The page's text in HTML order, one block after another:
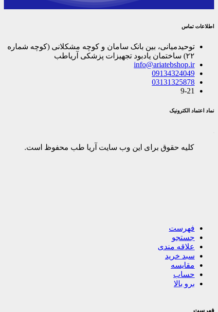
اطلاعات تماس
توحیدمیانی، بین بانک سامان و کوچه مشکلانی (کوچه شماره
۲۲) ساختمان یادبود تجهیزات پزشکی آریاطب
info@ariatebshop.ir
09134324049
03131325878
9-21
نماد اعتماد الکترونیک
کلیه حقوق برای این وب سایت آریا طب محفوظ است.
فهرست
جستجو
علاقه مندی
سبد خرید
مقایسه
حساب
برو بالا
فهرست